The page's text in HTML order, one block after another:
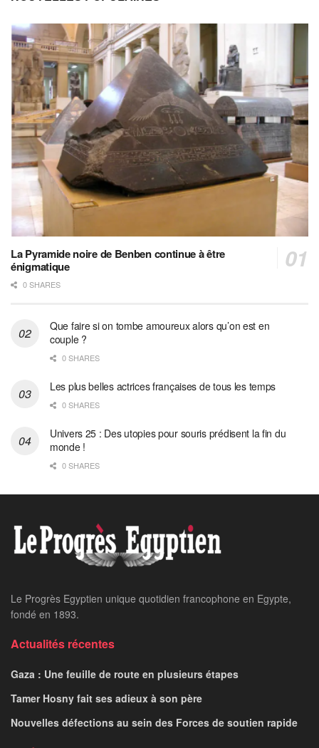
La Pyramide noire de Benben continue à être
énigmatique
0 SHARES
Que faire si on tombe amoureux alors qu’on est en
couple ?
0 SHARES
Les plus belles actrices françaises de tous les temps
0 SHARES
Univers 25 : Des utopies pour souris prédisent la fin du
monde !
0 SHARES
Le Progrès Egyptien unique quotidien francophone en Egypte,
fondé en 1893.
Actualités récentes
Gaza : Une feuille de route en plusieurs étapes
Tamer Hosny fait ses adieux à son père
Nouvelles défections au sein des Forces de soutien rapide